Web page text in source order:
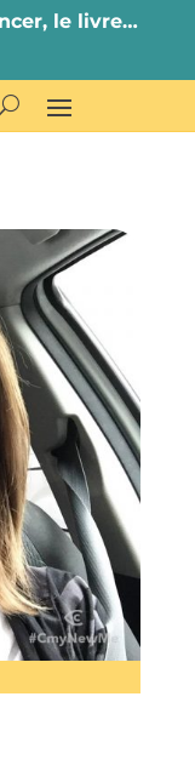
le livre…